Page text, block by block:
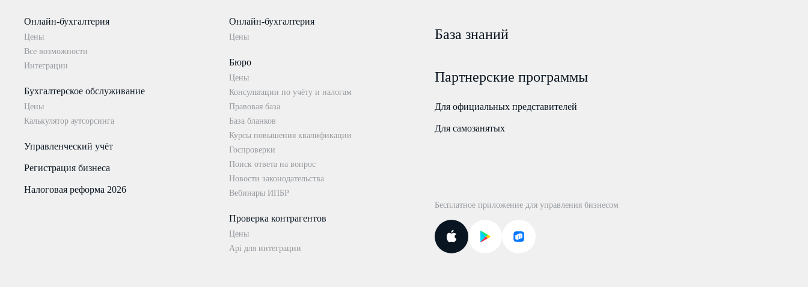
Онлайн-бухгалтерия
Цены
Все возможности
Интеграции
Бухгалтерское обслуживание
Цены
Калькулятор аутсорсинга
Управленческий учёт
Регистрация бизнеса
Налоговая реформа 2026
Онлайн-бухгалтерия
Цены
Бюро
Цены
Консультации по учёту и налогам
Правовая база
База бланков
Курсы повышения квалификации
Госпроверки
Поиск ответа на вопрос
Новости законодательства
Вебинары ИПБР
Проверка контрагентов
Цены
Api для интеграции
База знаний
Партнерские программы
Для официальных представителей
Для самозанятых
Бесплатное приложение для управления бизнесом